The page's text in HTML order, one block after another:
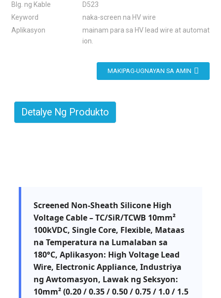
Blg. ng Kable
D523
Keyword
naka-screen na HV wire
Aplikasyon
mainam para sa HV lead wire at automat
ion.
MAKIPAG-UGNAYAN SA AMIN
Detalye Ng Produkto
Screened Non-Sheath Silicone High
Voltage Cable – TC/SiR/TCWB 10mm²
100kVDC, Single Core, Flexible, Mataas
na Temperatura na Lumalaban sa
180°C, Aplikasyon: High Voltage Lead
Wire, Electronic Appliance, Industriya
ng Awtomasyon, Lawak ng Seksyon:
10mm² (0.20 / 0.35 / 0.50 / 0.75 / 1.0 / 1.5